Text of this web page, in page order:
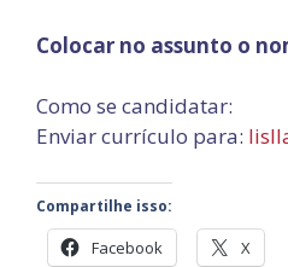
Colocar no assunto o
Como se candidatar:
Enviar currículo para:
Compartilhe isso:
Facebook X